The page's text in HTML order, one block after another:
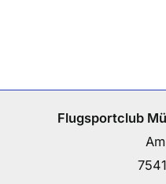
Flugsportclub